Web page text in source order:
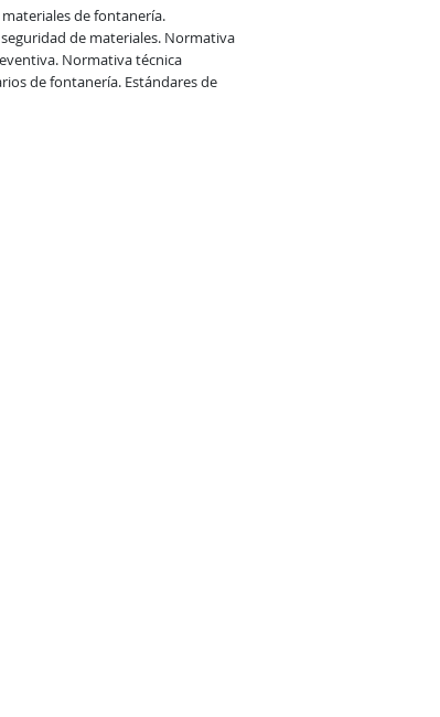
de fontanería.
de materiales. Normativa
Normativa técnica
de fontanería. Estándares de